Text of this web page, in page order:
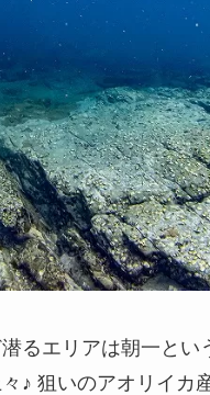
るエリアは朝一とい
♪ 狙いのアオリイカ